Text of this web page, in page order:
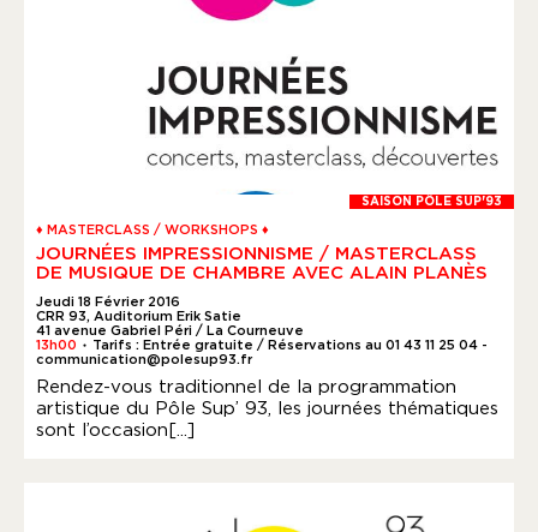
SAISON PÔLE SUP'93
♦ MASTERCLASS / WORKSHOPS ♦
JOURNÉES IMPRESSIONNISME / MASTERCLASS
DE MUSIQUE DE CHAMBRE AVEC ALAIN PLANÈS
Jeudi 18 Février 2016
CRR 93, Auditorium Erik Satie
41 avenue Gabriel Péri / La Courneuve
13h00
●
Tarifs : Entrée gratuite / Réservations au 01 43 11 25 04 -
communication@polesup93.fr
Rendez-vous traditionnel de la programmation
artistique du Pôle Sup’ 93, les journées thématiques
sont l’occasion[...]